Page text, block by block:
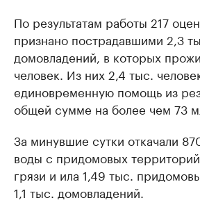
По результатам работы 217
признано пострадавшими 2,3
домовладений, в которых
человек. Из них 2,4 тыс.
единовременную помощь из
общей сумме на более чем 73
За минувшие сутки откачали
воды с придомовых
грязи и ила 1,49 тыс.
1,1 тыс. домовладений.